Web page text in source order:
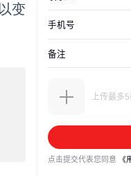
变